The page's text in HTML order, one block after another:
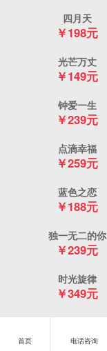
四月天
￥198元
光芒万丈
￥149元
钟爱一生
￥239元
点滴幸福
￥259元
蓝色之恋
￥188元
独一无二的你
￥239元
时光旋律
￥349元
思念如许
￥229元
首页 电话咨询